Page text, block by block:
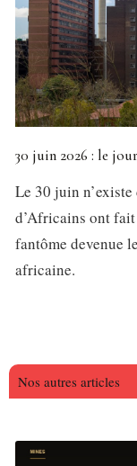
30 juin 2026 : le
Le 30 juin
d’Africains ont
fantôme devenue
africaine.
Nos autres articles